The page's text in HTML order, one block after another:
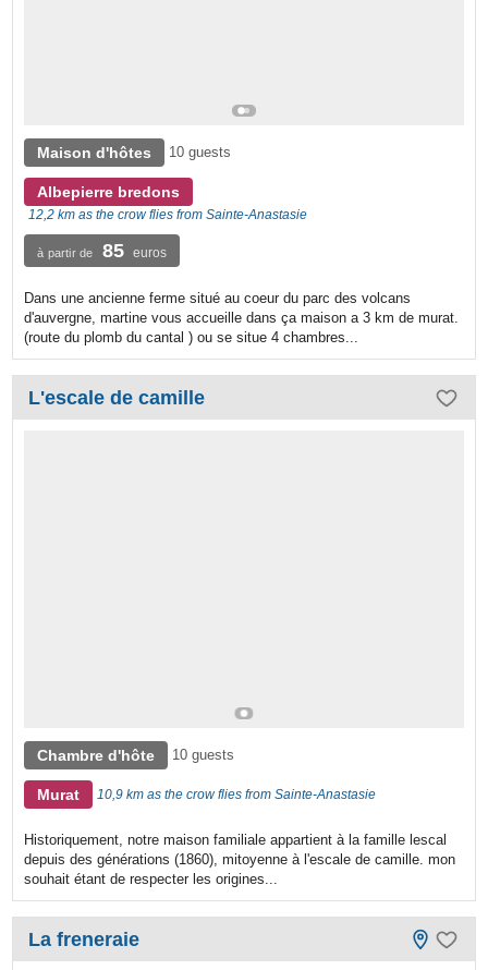
Maison d'hôtes 10 guests
Albepierre bredons
12,2 km as the crow flies from Sainte-Anastasie
à partir de 85 euros
Dans une ancienne ferme situé au coeur du parc des volcans
d'auvergne, martine vous accueille dans ça maison a 3 km de murat.
(route du plomb du cantal ) ou se situe 4 chambres...
L'escale de camille
Chambre d'hôte 10 guests
Murat 10,9 km as the crow flies from Sainte-Anastasie
Historiquement, notre maison familiale appartient à la famille lescal
depuis des générations (1860), mitoyenne à l'escale de camille. mon
souhait étant de respecter les origines...
La freneraie